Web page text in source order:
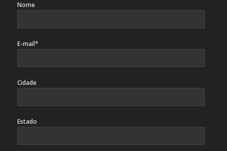
Nome
E-mail*
Cidade
Estado